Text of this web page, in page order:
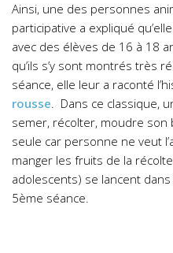
Ainsi, une des personnes
participative a expliqué
avec des élèves de 16 à 18
qu’ils s’y sont montrés très
séance, elle leur a raconté
rousse. Dans ce classique,
semer, récolter, moudre
seule car personne ne veut
manger les fruits de la
adolescents) se lancent
5ème séance.